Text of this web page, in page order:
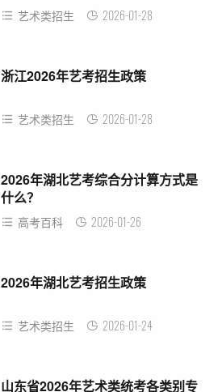
艺术类招生 2026-01-28
浙江2026年艺考招生政策
艺术类招生 2026-01-28
2026年湖北艺考综合分计算方式是
什么？
高考百科 2026-01-26
2026年湖北艺考招生政策
艺术类招生 2026-01-24
山东省2026年艺术类统考各类别专